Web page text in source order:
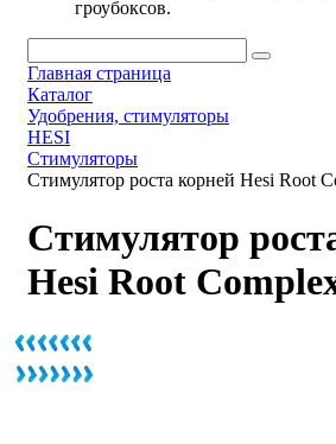
гроубоксов.
Главная страница
Каталог
Удобрения, стимуляторы
HESI
Стимуляторы
Стимулятор роста корней Hesi Root
Стимулятор
Hesi Root